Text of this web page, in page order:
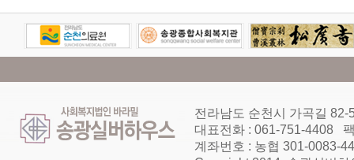
전라남도 순천시 가곡길
대표전화 : 061-751-4408
계좌번호 : 농협 301-0083-